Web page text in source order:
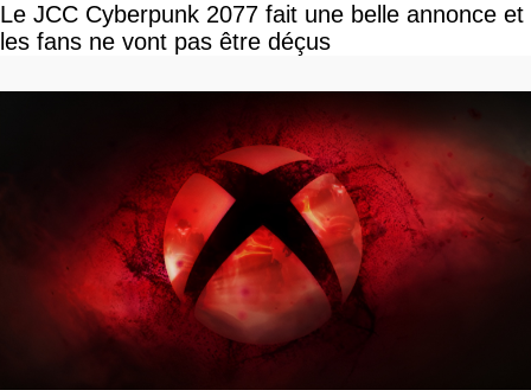
Le JCC Cyberpunk 2077 fait une belle annonce et
les fans ne vont pas être déçus